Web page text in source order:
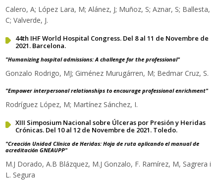
Calero, A; López Lara, M; Alánez, J; Muñoz, S; Aznar, S; Ballesta,
C; Valverde, J.
44th IHF World Hospital Congress. Del 8 al 11 de Novembre de
2021. Barcelona.
"Humanizing hospital admissions: A challenge for the professional"
Gonzalo Rodrigo, MJ; Giménez Murugárren, M; Bedmar Cruz, S.
"Empower interpersonal relationships to encourage professional enrichment"
Rodríguez López, M; Martínez Sánchez, I.
XIII Simposium Nacional sobre Úlceras por Presión y Heridas
Crónicas. Del 10 al 12 de Novembre de 2021. Toledo.
"Creación Unidad Clínica de Heridas: Hoja de ruta aplicando el manual de
acreditación GNEAUPP"
M.J Dorado, A.B Blázquez, M.J Gonzalo, F. Ramírez, M, Sagrera i
L. Segura